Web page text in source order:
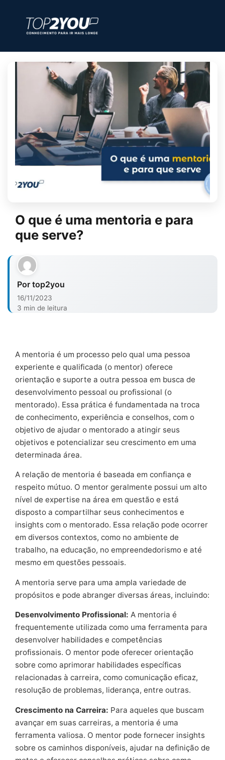
O que é uma mentoria e para
que serve?
Por top2you
16/11/2023
3 min de leitura
A mentoria é um processo pelo qual uma pessoa
experiente e qualificada (o mentor) oferece
orientação e suporte a outra pessoa em busca de
desenvolvimento pessoal ou profissional (o
mentorado). Essa prática é fundamentada na troca
de conhecimento, experiência e conselhos, com o
objetivo de ajudar o mentorado a atingir seus
objetivos e potencializar seu crescimento em uma
determinada área.
A relação de mentoria é baseada em confiança e
respeito mútuo. O mentor geralmente possui um alto
nível de expertise na área em questão e está
disposto a compartilhar seus conhecimentos e
insights com o mentorado. Essa relação pode ocorrer
em diversos contextos, como no ambiente de
trabalho, na educação, no empreendedorismo e até
mesmo em questões pessoais.
A mentoria serve para uma ampla variedade de
propósitos e pode abranger diversas áreas, incluindo:
Desenvolvimento Profissional: A mentoria é
frequentemente utilizada como uma ferramenta para
desenvolver habilidades e competências
profissionais. O mentor pode oferecer orientação
sobre como aprimorar habilidades específicas
relacionadas à carreira, como comunicação eficaz,
resolução de problemas, liderança, entre outras.
Crescimento na Carreira: Para aqueles que buscam
avançar em suas carreiras, a mentoria é uma
ferramenta valiosa. O mentor pode fornecer insights
sobre os caminhos disponíveis, ajudar na definição de